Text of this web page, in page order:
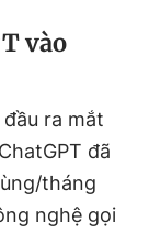
cáo
vào
ra mắt
đã
tháng
nghệ gọi